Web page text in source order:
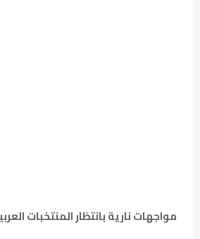
مواجهات نارية بانتظار المنتخبات